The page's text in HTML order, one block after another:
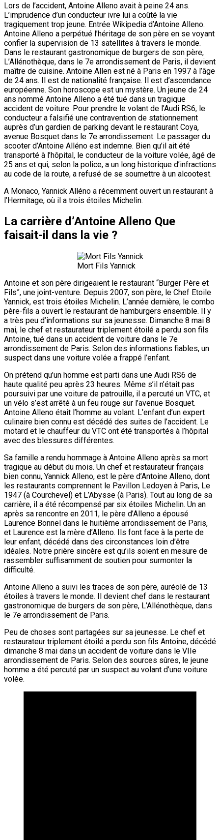
Lors de l’accident, Antoine Alleno avait à peine 24 ans.
L’imprudence d’un conducteur ivre lui a coûté la vie
tragiquement trop jeune. Entrée Wikipedia d’Antoine Alleno.
Antoine Alleno a perpétué l’héritage de son père en se voyant
confier la supervision de 13 satellites à travers le monde.
Dans le restaurant gastronomique de burgers de son père,
L’Allénothèque, dans le 7e arrondissement de Paris, il devient
maître de cuisine. Antoine Allen est né à Paris en 1997 à l’âge
de 24 ans. Il est de nationalité française. Il est d’ascendance
européenne. Son horoscope est un mystère. Un jeune de 24
ans nommé Antoine Alleno a été tué dans un tragique
accident de voiture. Pour prendre le volant de l’Audi RS6, le
conducteur a falsifié une contravention de stationnement
auprès d’un gardien de parking devant le restaurant Coya,
avenue Bosquet dans le 7e arrondissement. Le passager du
scooter d’Antoine Alléno est indemne. Bien qu’il ait été
transporté à l’hôpital, le conducteur de la voiture volée, âgé de
25 ans et qui, selon la police, a un long historique d’infractions
au code de la route, a refusé de se soumettre à un alcootest.
A Monaco, Yannick Alléno a récemment ouvert un restaurant à
l’Hermitage, où il a trois étoiles Michelin.
La carrière d’Antoine Alleno Que
faisait-il dans la vie ?
Mort Fils Yannick
Antoine et son père dirigeaient le restaurant “Burger Père et
Fils”, une joint-venture. Depuis 2007, son père, le Chef Etoile
Yannick, est trois étoiles Michelin. L’année dernière, le combo
père-fils a ouvert le restaurant de hamburgers ensemble. Il y
a très peu d’informations sur sa jeunesse. Dimanche 8 mai 8
mai, le chef et restaurateur triplement étoilé a perdu son fils
Antoine, tué dans un accident de voiture dans le 7e
arrondissement de Paris. Selon des informations fiables, un
suspect dans une voiture volée a frappé l’enfant.
On prétend qu’un homme est parti dans une Audi RS6 de
haute qualité peu après 23 heures. Même s’il n’était pas
poursuivi par une voiture de patrouille, il a percuté un VTC, et
un vélo s’est arrêté à un feu rouge sur l’avenue Bosquet.
Antoine Alleno était l’homme au volant. L’enfant d’un expert
culinaire bien connu est décédé des suites de l’accident. Le
motard et le chauffeur du VTC ont été transportés à l’hôpital
avec des blessures différentes.
Sa famille a rendu hommage à Antoine Alleno après sa mort
tragique au début du mois. Un chef et restaurateur français
bien connu, Yannick Alleno, est le père d’Antoine Alleno, dont
les restaurants comprennent le Pavillon Ledoyen à Paris, Le
1947 (à Courchevel) et L’Abysse (à Paris). Tout au long de sa
carrière, il a été récompensé par six étoiles Michelin. Un an
après sa rencontre en 2011, le père d’Alleno a épousé
Laurence Bonnel dans le huitième arrondissement de Paris,
et Laurence est la mère d’Alleno. Ils font face à la perte de
leur enfant, décédé dans des circonstances loin d’être
idéales. Notre prière sincère est qu’ils soient en mesure de
rassembler suffisamment de soutien pour surmonter la
difficulté.
Antoine Alleno a suivi les traces de son père, auréolé de 13
étoiles à travers le monde. Il devient chef dans le restaurant
gastronomique de burgers de son père, L’Allénothèque, dans
le 7e arrondissement de Paris.
Peu de choses sont partagées sur sa jeunesse. Le chef et
restaurateur triplement étoilé a perdu son fils Antoine, décédé
dimanche 8 mai dans un accident de voiture dans le VIIe
arrondissement de Paris. Selon des sources sûres, le jeune
homme a été percuté par un suspect au volant d’une voiture
volée.